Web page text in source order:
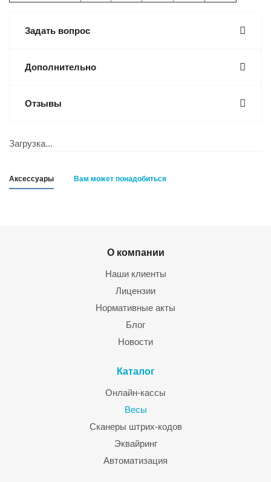
Задать вопрос
Дополнительно
Отзывы
Загрузка...
Аксессуары Вам может понадобиться
О компании
Наши клиенты
Лицензии
Нормативные акты
Блог
Новости
Каталог
Онлайн-кассы
Весы
Сканеры штрих-кодов
Эквайринг
Автоматизация